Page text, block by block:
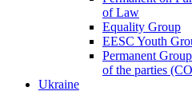
of Law
Equality Group
EESC Youth
Permanent
of the parties
Ukraine